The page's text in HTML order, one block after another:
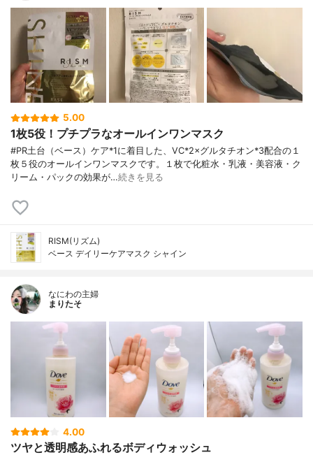
5.00
1枚5役！プチプラなオールインワンマスク
#PR土台（ベース）ケア*1に着目した、VC*2×グルタチオン*3配合の１
枚５役のオールインワンマスクです。１枚で化粧水・乳液・美容液・ク
リーム・パックの効果が…続きを見る
RISM(リズム)
ベース デイリーケアマスク シャイン
なにわの主婦
まりたそ
4.00
ツヤと透明感あふれるボディウォッシュ